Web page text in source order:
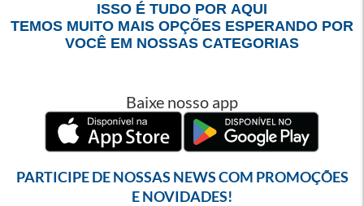
ISSO É TUDO POR AQUI
TEMOS MUITO MAIS OPÇÕES ESPERANDO POR
VOCÊ EM NOSSAS CATEGORIAS
Baixe nosso app
PARTICIPE DE NOSSAS NEWS COM PROMOÇÕES
E NOVIDADES!